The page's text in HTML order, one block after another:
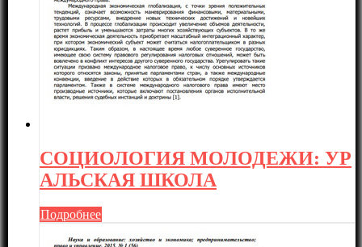
СОЦИОЛОГИЯ МОЛОДЕЖИ: УР
АЛЬСКАЯ ШКОЛА
Подробнее